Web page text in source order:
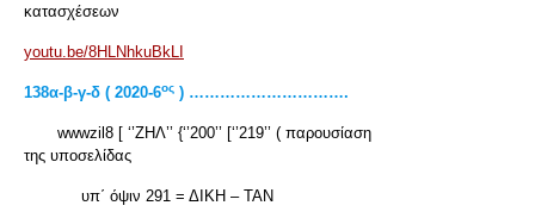
κατασχέσεων
youtu.be/8HLNhkuBkLI
138α-β-γ-δ ( 2020-6ος ) ………………………….
wwwzil8 [ ‘’ΖΗΛ’’ {‘’200’’ [‘’219’’ ( παρουσίαση
της υποσελίδας
υπ΄ όψιν 291 = ΔΙΚΗ – ΤΑΝ